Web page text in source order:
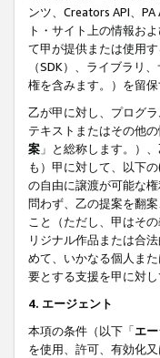
ンツ、Creators API、
ト・サイト上の情報お
て甲が提供または使用
（SDK）、ライブラリ
権を含みます。）を留
乙が甲に対し、プログ
テキストまたはその他
案 」と総称します。）
も）甲に対して、以下
の自由に譲渡が可能な
問わず、乙の提案を翻
こと（ただし、甲はそ
リジナル作品または合
めて、いかなる個人ま
要とする支援を甲に対
4. エージェント
本項の条件（以下「エ
を使用、許可、有効化